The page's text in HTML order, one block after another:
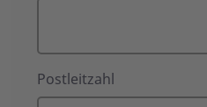
Postleitzahl